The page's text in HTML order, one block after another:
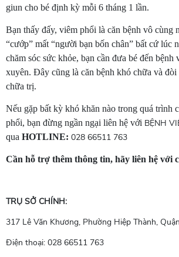
giun cho bé định kỳ mỗi 6 tháng 1 lần.
Bạn thấy đấy, viêm phổi là căn bệnh vô cùng
“cướp” mất “người bạn bốn chân” bất cứ lúc
chăm sóc sức khỏe, bạn cần đưa bé đến
xuyên. Đây cũng là căn bệnh khó chữa và
chữa trị.
Nếu gặp bất kỳ khó khăn nào trong quá trình
phổi, bạn đừng ngần ngại liên hệ với BỆNH
qua HOTLINE: 028 66511 763
Cần hỗ trợ thêm thông tin, hãy liên hệ với
TRỤ SỞ CHÍNH:
317 Lê Văn Khương, Phường Hiệp Thành,
Điện thoại: 028 66511 763